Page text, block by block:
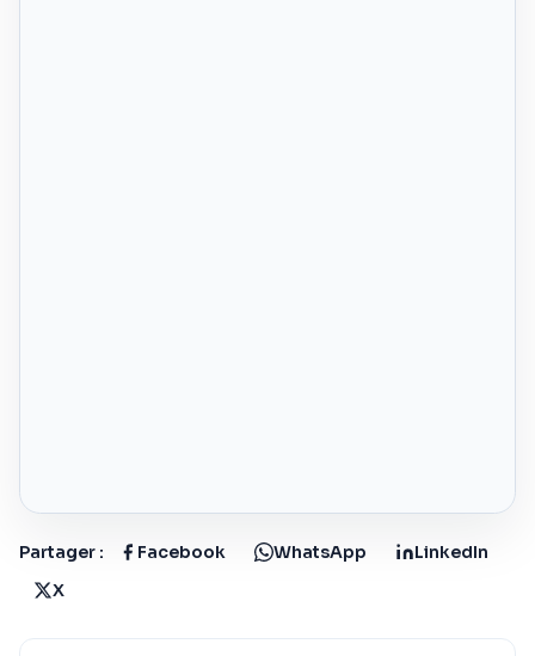
Partager : Facebook WhatsApp
LinkedIn
X